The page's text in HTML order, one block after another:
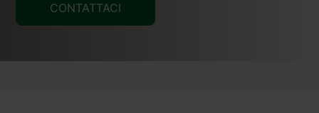
CONTATTACI